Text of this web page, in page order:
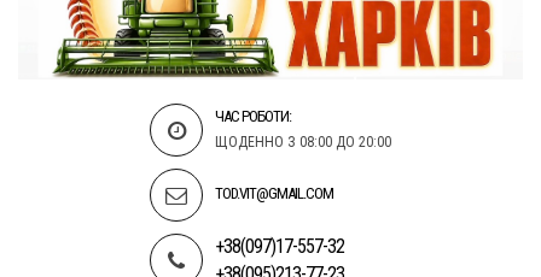
ЧАС РОБОТИ:
ЩОДЕННО З 08:00 ДО 20:00
TOD.VIT@GMAIL.COM
+38(097)17-557-32